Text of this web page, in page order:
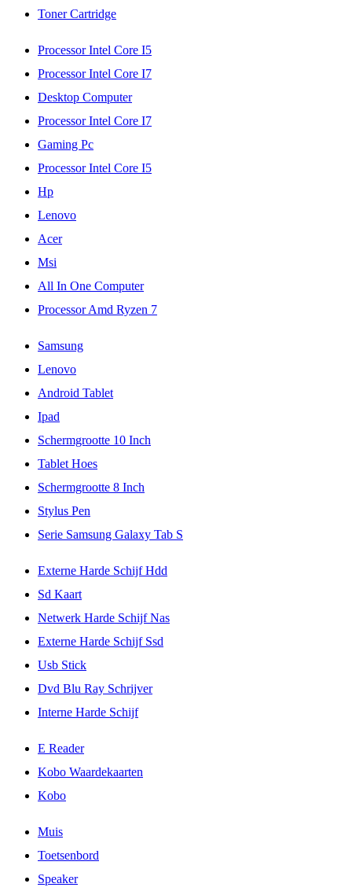
Toner Cartridge
Processor Intel Core I5
Processor Intel Core I7
Desktop Computer
Processor Intel Core I7
Gaming Pc
Processor Intel Core I5
Hp
Lenovo
Acer
Msi
All In One Computer
Processor Amd Ryzen 7
Samsung
Lenovo
Android Tablet
Ipad
Schermgrootte 10 Inch
Tablet Hoes
Schermgrootte 8 Inch
Stylus Pen
Serie Samsung Galaxy Tab S
Externe Harde Schijf Hdd
Sd Kaart
Netwerk Harde Schijf Nas
Externe Harde Schijf Ssd
Usb Stick
Dvd Blu Ray Schrijver
Interne Harde Schijf
E Reader
Kobo Waardekaarten
Kobo
Muis
Toetsenbord
Speaker